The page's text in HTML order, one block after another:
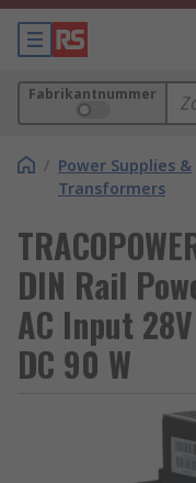
Fabrikantnummer
/ Power Supplies &
Transformers
DIN Rail
AC Input
DC 90 W